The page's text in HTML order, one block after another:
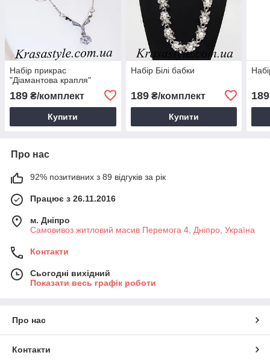
Набір прикрас
"Діамантова крапля"
189 ₴/комплект
Купити
Набір Білі бабки
189₴/комплект
Купити
189
Про нас
92% позитивних з 89 відгуків за рік
Працює з 26.11.2016
м. Дніпро
Самовивоз житловий масив Перемога 4, Дніпро, Україна
Контакти
Сьогодні вихідний
Показати весь графік роботи
Про нас
Контакти